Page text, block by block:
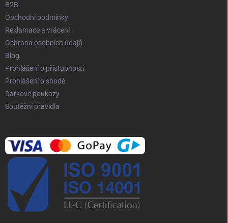
B2B
Obchodní podmínky
Reklamace a vrácení
Ochrana osobních údajů
Blog
Prohlášení o přístupnosti
Prohlášení o shodě
Dárkové poukazy
Soutěžní pravidla